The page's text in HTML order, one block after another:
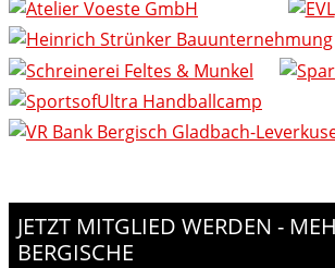
JETZT MITGLIED WERDEN -
BERGISCHE